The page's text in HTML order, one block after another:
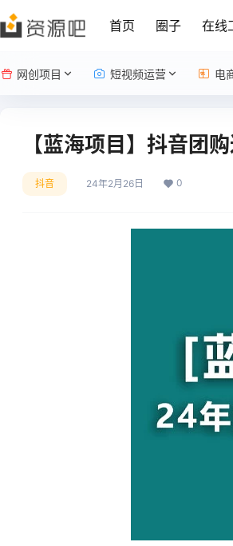
首页 圈子 在线
网创项目 短视频运营 电
【蓝海项目】抖音团
抖音 24年2月26日 0